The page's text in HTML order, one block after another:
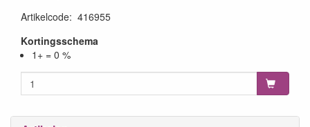
Artikelcode: 416955
Kortingsschema
1+ = 0 %